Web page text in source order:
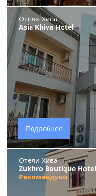
Отели Хива
Asia Khiva Hotel
Подробнее
Отели Хива
Zukhro Boutique Hotel
Рекомендуем